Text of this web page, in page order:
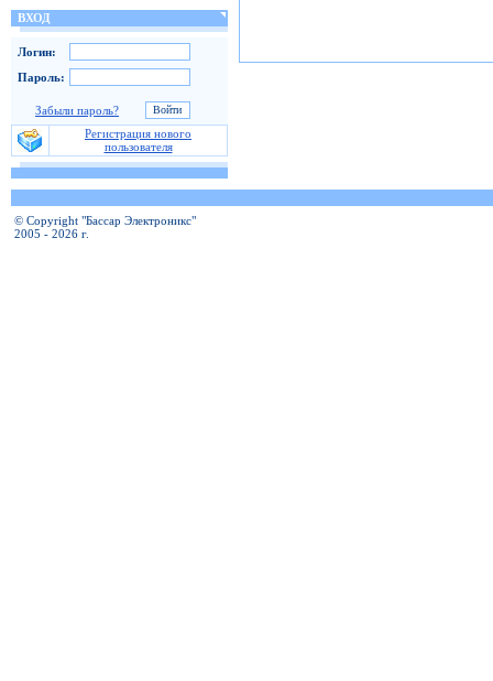
ВХОД
Логин:
Пароль:
Забыли пароль?
Регистрация нового
пользователя
© Copyright "Бассар Электроникс"
2005 - 2026 г.